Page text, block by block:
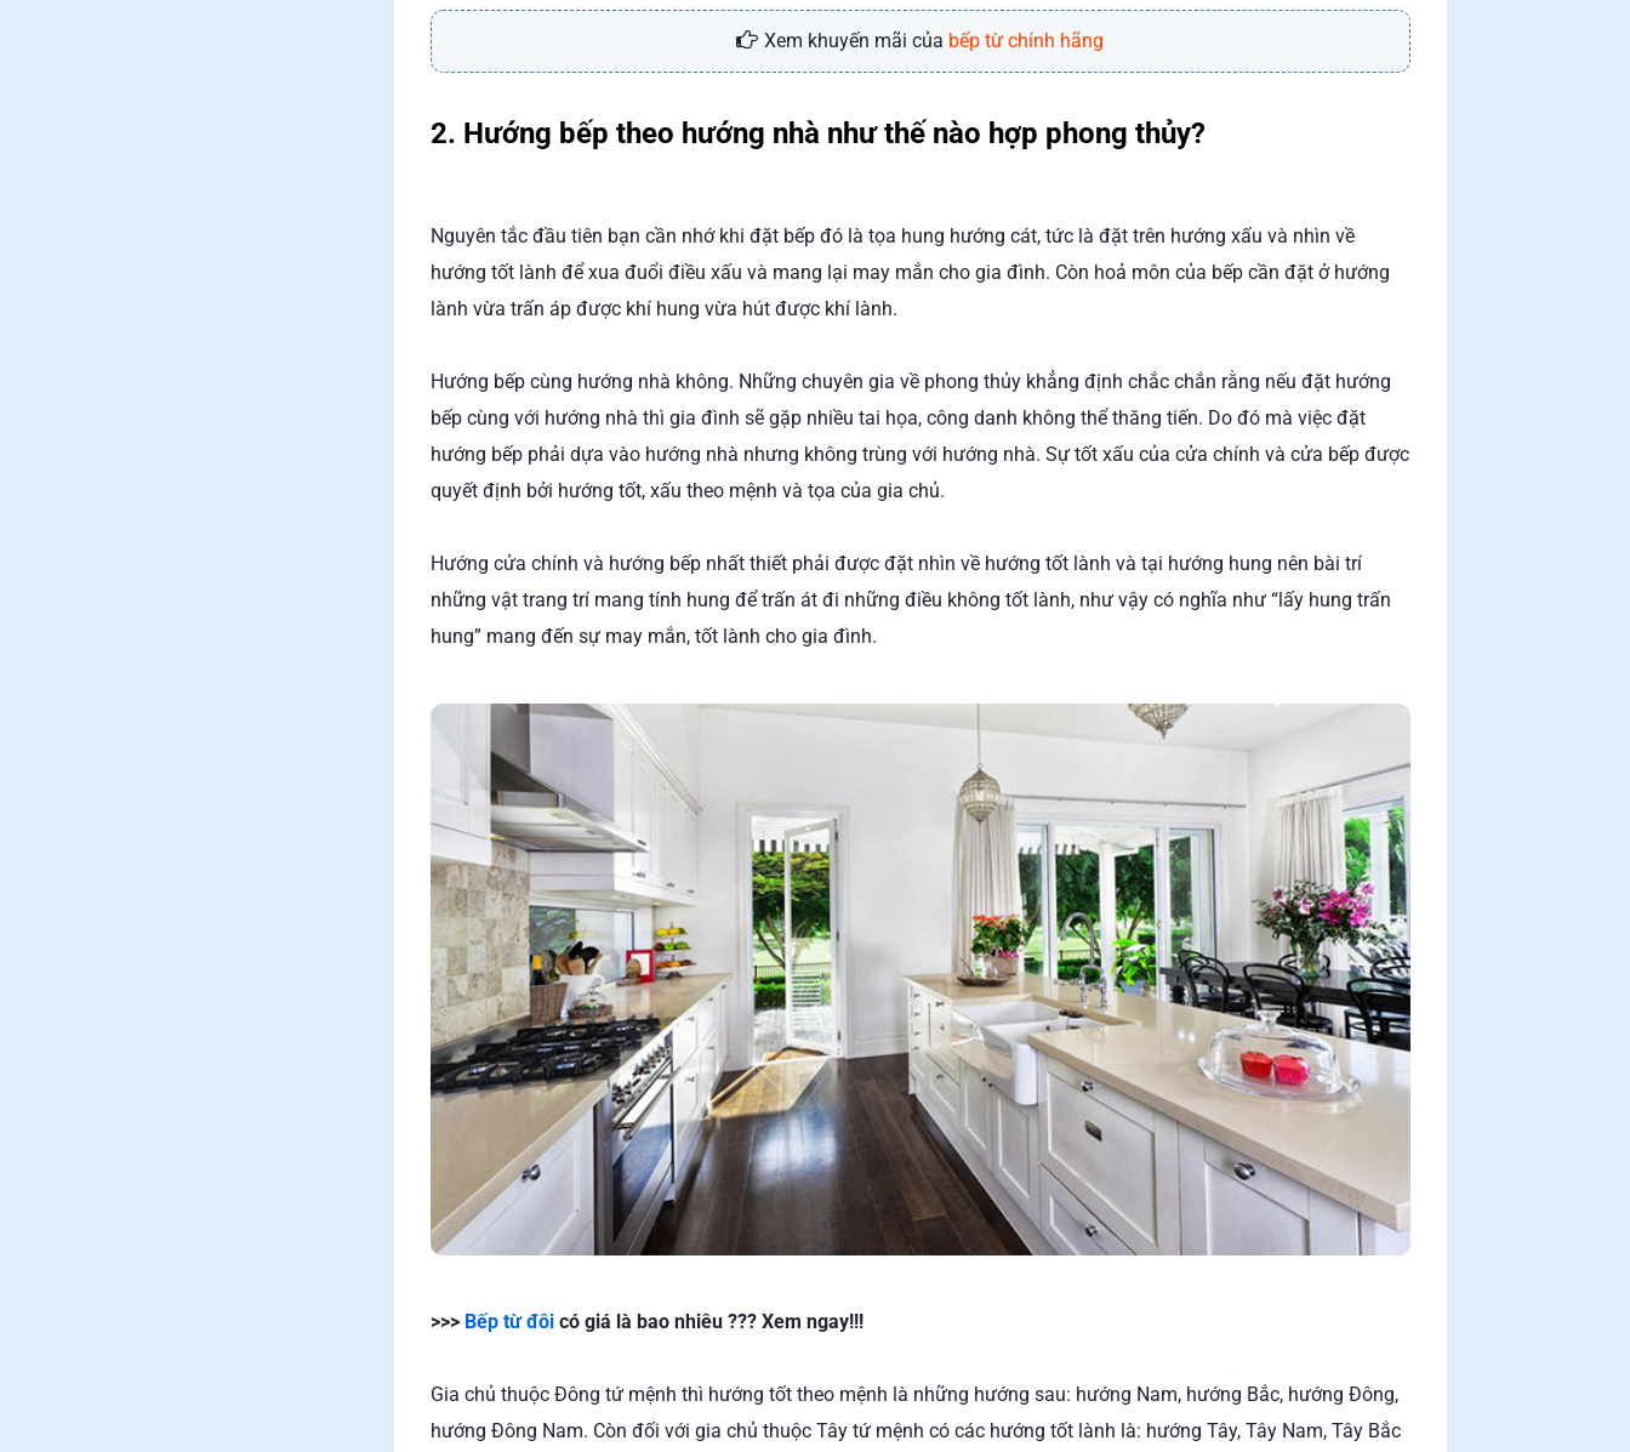
Xem khuyến mãi của bếp từ chính hãng
2. Hướng bếp theo hướng nhà như thế nào hợp phong thủy?
Nguyên tắc đầu tiên bạn cần nhớ khi đặt bếp đó là tọa hung hướng cát, tức là đặt trên hướng xấu và nhìn về
hướng tốt lành để xua đuổi điều xấu và mang lại may mắn cho gia đình. Còn hoả môn của bếp cần đặt ở hướng
lành vừa trấn áp được khí hung vừa hút được khí lành.
Hướng bếp cùng hướng nhà không. Những chuyên gia về phong thủy khẳng định chắc chắn rằng nếu đặt hướng
bếp cùng với hướng nhà thì gia đình sẽ gặp nhiều tai họa, công danh không thể thăng tiến. Do đó mà việc đặt
hướng bếp phải dựa vào hướng nhà nhưng không trùng với hướng nhà. Sự tốt xấu của cửa chính và cửa bếp được
quyết định bởi hướng tốt, xấu theo mệnh và tọa của gia chủ.
Hướng cửa chính và hướng bếp nhất thiết phải được đặt nhìn về hướng tốt lành và tại hướng hung nên bài trí
những vật trang trí mang tính hung để trấn át đi những điều không tốt lành, như vậy có nghĩa như “lấy hung trấn
hung” mang đến sự may mắn, tốt lành cho gia đình.
>>> Bếp từ đôicó giá là bao nhiêu ??? Xem ngay!!!
Gia chủ thuộc Đông tứ mệnh thì hướng tốt theo mệnh là những hướng sau: hướng Nam, hướng Bắc, hướng Đông,
hướng Đông Nam. Còn đối với gia chủ thuộc Tây tứ mệnh có các hướng tốt lành là: hướng Tây, Tây Nam, Tây Bắc